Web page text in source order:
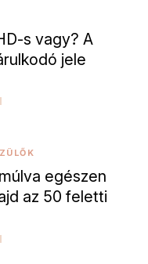
s vagy? A
jele
egészen
az 50 feletti